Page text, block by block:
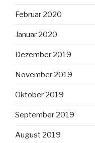
Februar 2020
Januar 2020
Dezember 2019
November 2019
Oktober 2019
September 2019
August 2019